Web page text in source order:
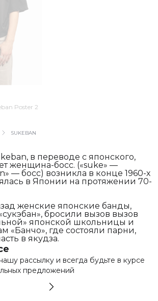
Poster 2
SUKEBAN
в переводе с японского,
женщина-босс. («suke» —
— босс) возникла в конце 1960-х
в Японии на протяжении 70-
женские японские банды,
бросили вызов вызов
японской школьницы и
«Банчо», где состояли парни,
в якудза.
рассылку и всегда будьте в курсе
предложений